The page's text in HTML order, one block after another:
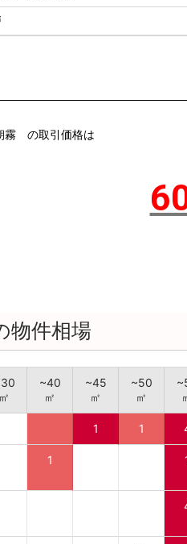
霧 の取引価格は
物件相場
㎡
~40
㎡
~45
㎡
~50
㎡
1 1
1